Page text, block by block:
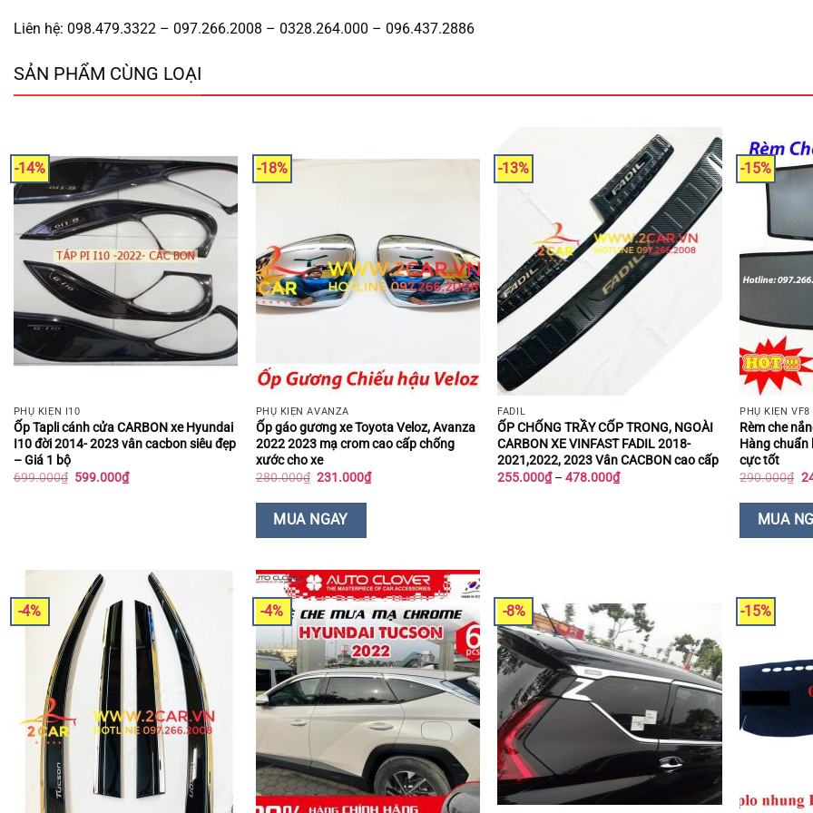
Liên hệ: 098.479.3322 – 097.266.2008 – 0328.264.000 – 096.437.2886
SẢN PHẨM CÙNG LOẠI
-14%
PHỤ KIỆN I10
Ốp Tapli cánh cửa CARBON xe Hyundai
I10 đời 2014- 2023 vân cacbon siêu đẹp
– Giá 1 bộ
699.000₫ Giá
599.000₫Giá
-18%
PHỤ KIỆN AVANZA
Ốp gáo gương xe Toyota Veloz, Avanza
2022 2023 mạ crom cao cấp chống
xước cho xe
280.000₫ Giá
là:
280.000₫.
231.000₫Giá
MUA NGAY
-13%
FADIL
ỐP CHỐNG TRẦY CỐP TRONG, NGOÀI
CARBON XE VINFAST FADIL 2018-
2021,2022, 2023 Vân CACBON cao cấp
255.000₫ – 478.000₫Khoảng
-15%
PHỤ KIỆN VF8
Rèm che
Hàng chuẩn
cực tốt
290.000₫
là:
MUA
-4% -4% -8% -15%